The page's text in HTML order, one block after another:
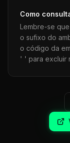
Como
Lembre-se
o sufixo do
o código da
' ' para excluir